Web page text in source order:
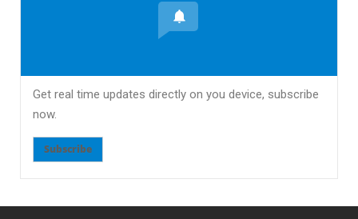
Get real time updates directly on you device, subscribe
now.
Subscribe